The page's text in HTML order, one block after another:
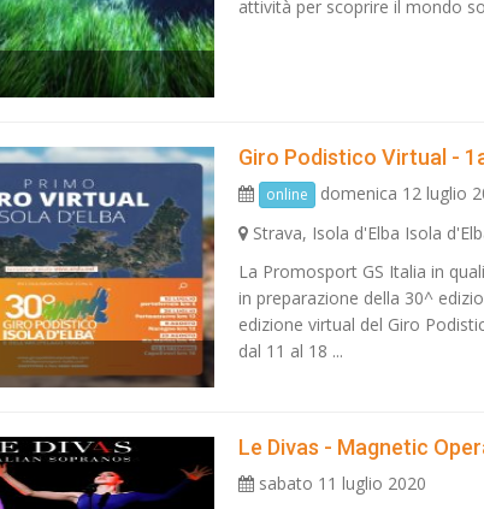
attività per scoprire il mondo
Giro Podistico Virtual -
online
domenica 12 luglio
Strava, Isola d'Elba Isola
La Promosport GS Italia in
in preparazione della 30^
edizione virtual del Giro
dal 11 al 18 ...
Le Divas - Magnetic
sabato 11 luglio 2020